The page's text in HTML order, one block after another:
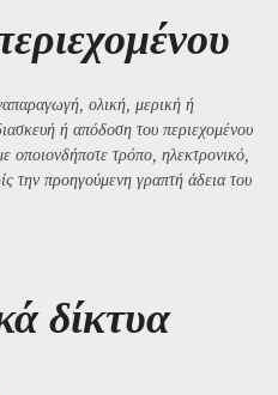
ολική, μερική ή
ή απόδοση του περιεχομένου
οποιονδήποτε τρόπο, ηλεκτρονικό,
την προηγούμενη γραπτή άδεια του
δίκτυα